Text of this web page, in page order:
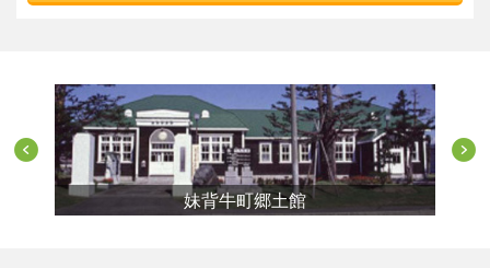
妹背牛町郷土館